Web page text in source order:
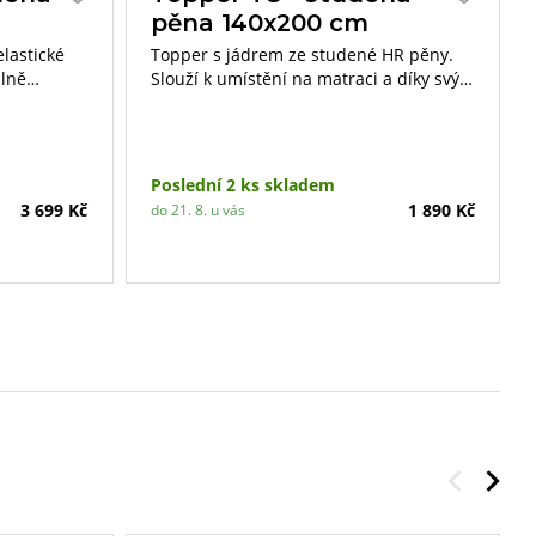
3 699 Kč
pěna 140x200 cm
Topper s jádrem ze studené HR pěny.
Slouží k umístění na matraci a díky svým
Poslední 2 ks skladem
do 21. 8. u vás 1 890 Kč